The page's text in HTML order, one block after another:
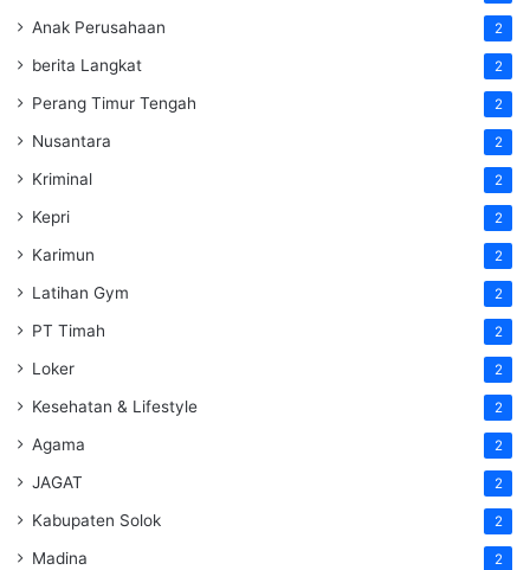
Anak Perusahaan 2
berita Langkat 2
Perang Timur Tengah 2
Nusantara 2
Kriminal 2
Kepri 2
Karimun 2
Latihan Gym 2
PT Timah 2
Loker 2
Kesehatan & Lifestyle 2
Agama 2
JAGAT 2
Kabupaten Solok 2
Madina 2